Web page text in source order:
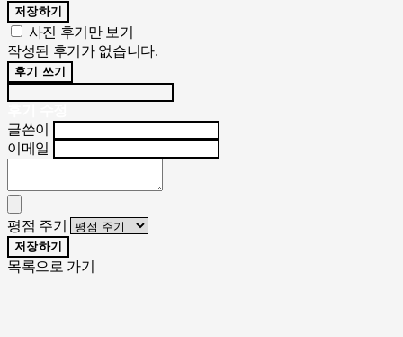
저장하기
사진 후기만 보기
작성된 후기가 없습니다.
후기 쓰기
글쓴이
이메일
평점 주기
저장하기
목록으로 가기